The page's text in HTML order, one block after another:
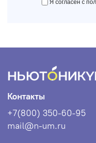
Я согласен с
Контакты
+7(800) 350-60-95
mail@n-um.ru